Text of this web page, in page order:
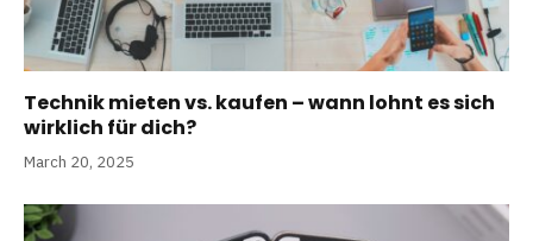
Technik mieten vs. kaufen – wann lohnt es sich
wirklich für dich?
March 20, 2025